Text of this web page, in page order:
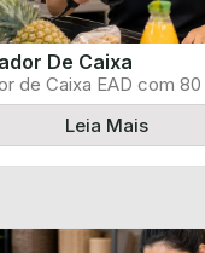
De Caixa
de Caixa EAD com
...
Leia Mais